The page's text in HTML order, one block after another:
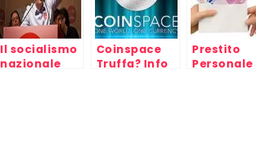
Il socialismo
nazionale
Coinspace
Truffa? Info
Prestito
Personale